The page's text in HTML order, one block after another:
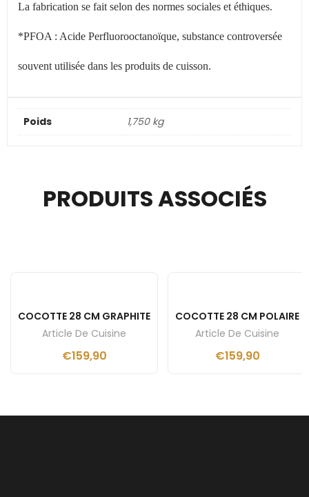
La fabrication se fait selon des normes sociales et éthiques.
*PFOA : Acide Perfluorooctanoïque, substance controversée
souvent utilisée dans les produits de cuisson.
Poids 1,750 kg
PRODUITS ASSOCIÉS
COCOTTE 28 CM GRAPHITE
Article De Cuisine
€159,90
COCOTTE 28 CM POLAIRE
Article De Cuisine
€159,90